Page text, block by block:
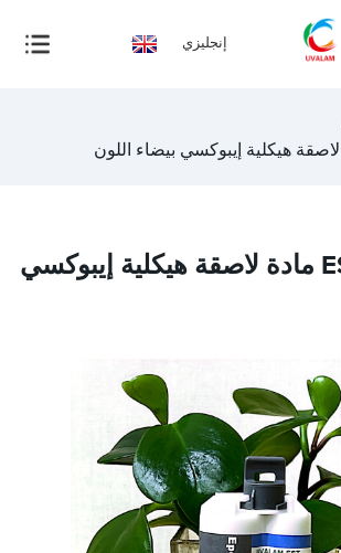
إنجليزي
EST-HP20 2:1 مادة لاصقة هيكلية إيبوكسي